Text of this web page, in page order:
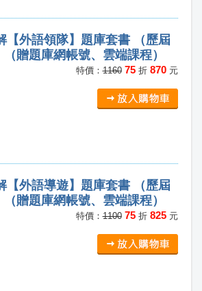
【外語領隊】題庫套書 （歷屆
贈題庫網帳號、雲端課程）
特價：116075折 870元
【外語導遊】題庫套書 （歷屆
贈題庫網帳號、雲端課程）
特價：110075折 825元